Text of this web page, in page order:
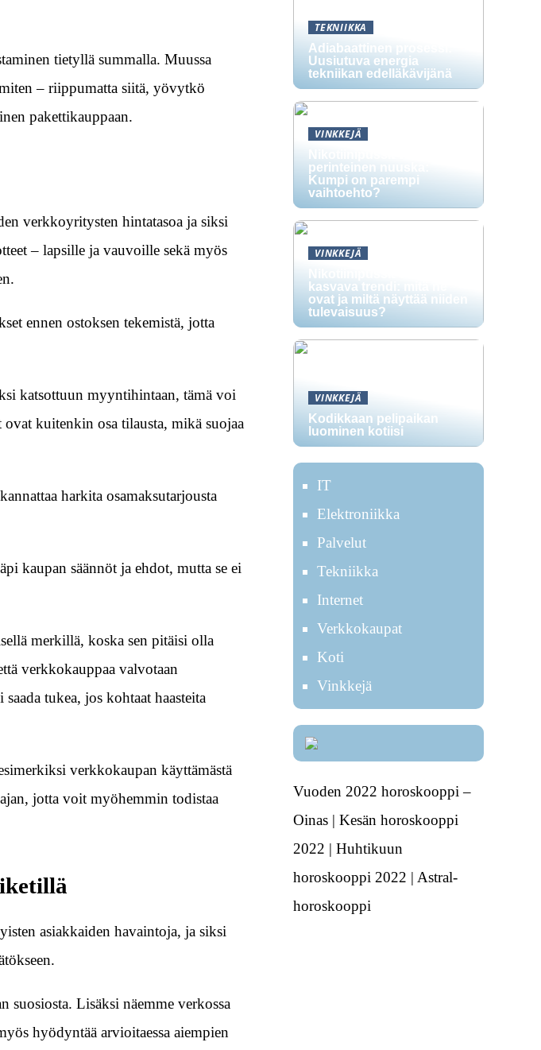
tietyllä summalla. Muussa
– riippumatta siitä, yövytkö
pakettikauppaan.
verkkoyritysten hintatasoa ja siksi
– lapsille ja vauvoille sekä myös
ennen ostoksen tekemistä, jotta
katsottuun myyntihintaan, tämä voi
kuitenkin osa tilausta, mikä suojaa
harkita osamaksutarjousta
kaupan säännöt ja ehdot, mutta se ei
merkillä, koska sen pitäisi olla
verkkokauppaa valvotaan
tukea, jos kohtaat haasteita
verkkokaupan käyttämästä
jotta voit myöhemmin todistaa
asiakkaiden havaintoja, ja siksi
suosiosta. Lisäksi näemme verkossa
hyödyntää arvioitaessa aiempien
TEKNIIKKA
Adiabaattinen prosessi:
Uusiutuva energia
tekniikan edelläkävijänä
VINKKEJÄ
Nikotiinipussit vs.
perinteinen nuuska:
Kumpi on parempi
vaihtoehto?
VINKKEJÄ
Nikotiinipussit ovat
kasvava trendi: mitä ne
ovat ja miltä näyttää niiden
tulevaisuus?
VINKKEJÄ
Kodikkaan pelipaikan
luominen kotiisi
IT
Elektroniikka
Palvelut
Tekniikka
Internet
Verkkokaupat
Koti
Vinkkejä
Vuoden 2022 horoskooppi –
Oinas | Kesän horoskooppi
2022 | Huhtikuun
horoskooppi 2022 | Astral-
horoskooppi